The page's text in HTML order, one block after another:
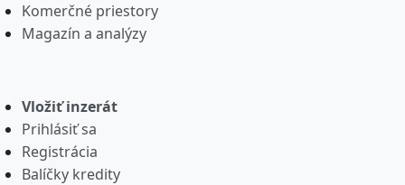
Komerčné priestory
Magazín a analýzy
Vložiť inzerát
Prihlásiť sa
Registrácia
Balíčky kredity